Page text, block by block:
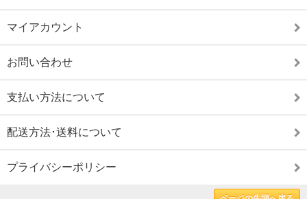
マイアカウント
お問い合わせ
支払い方法について
配送方法･送料について
プライバシーポリシー